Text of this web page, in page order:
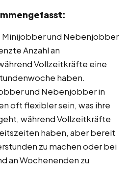
Minijobber und Nebenjobber
Anzahl an
Vollzeitkräfte eine
haben.
und Nebenjobber in
oft flexibler sein, was ihre
während Vollzeitkräfte
haben, aber bereit
zu machen oder bei
an Wochenenden zu